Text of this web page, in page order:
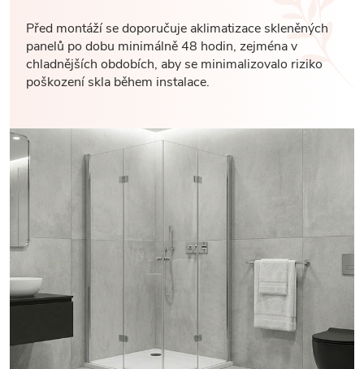
Před montáží se doporučuje aklimatizace skleněných
panelů po dobu minimálně 48 hodin, zejména v
chladnějších obdobích, aby se minimalizovalo riziko
poškození skla během instalace.